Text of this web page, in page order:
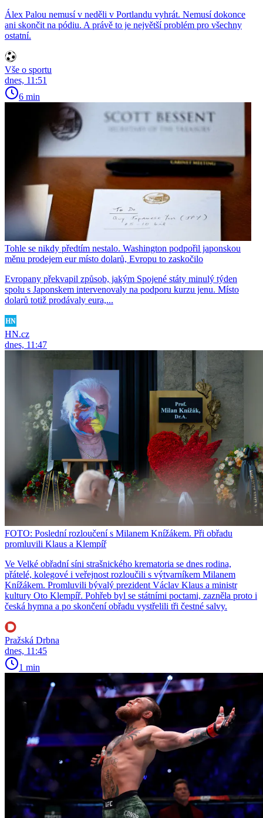
Álex Palou nemusí v neděli v Portlandu vyhrát. Nemusí dokonce
ani skončit na pódiu. A právě to je největší problém pro všechny
ostatní.
Vše o sportu
dnes, 11:51
6 min
Tohle se nikdy předtím nestalo. Washington podpořil japonskou
měnu prodejem eur místo dolarů, Evropu to zaskočilo
Evropany překvapil způsob, jakým Spojené státy minulý týden
spolu s Japonskem intervenovaly na podporu kurzu jenu. Místo
dolarů totiž prodávaly eura,...
HN.cz
dnes, 11:47
FOTO: Poslední rozloučení s Milanem Knížákem. Při obřadu
promluvili Klaus a Klempíř
Ve Velké obřadní síni strašnického krematoria se dnes rodina,
přátelé, kolegové i veřejnost rozloučili s výtvarníkem Milanem
Knížákem. Promluvili bývalý prezident Václav Klaus a ministr
kultury Oto Klempíř. Pohřeb byl se státními poctami, zazněla proto i
česká hymna a po skončení obřadu vystřelili tři čestné salvy.
Pražská Drbna
dnes, 11:45
1 min